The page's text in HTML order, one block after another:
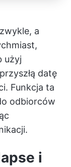
a
użyj
datę
Funkcja ta
odbiorców
i